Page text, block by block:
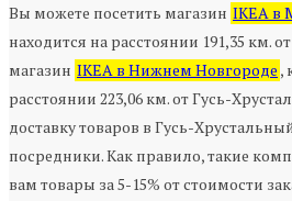
Вы можете посетить магазин IKEA в
находится на расстоянии 191,35 км.
магазин IKEA в Нижнем Новгороде ,
расстоянии 223,06 км. от Гусь-
доставку товаров в Гусь-
посредники. Как правило, такие
вам товары за 5-15% от стоимости